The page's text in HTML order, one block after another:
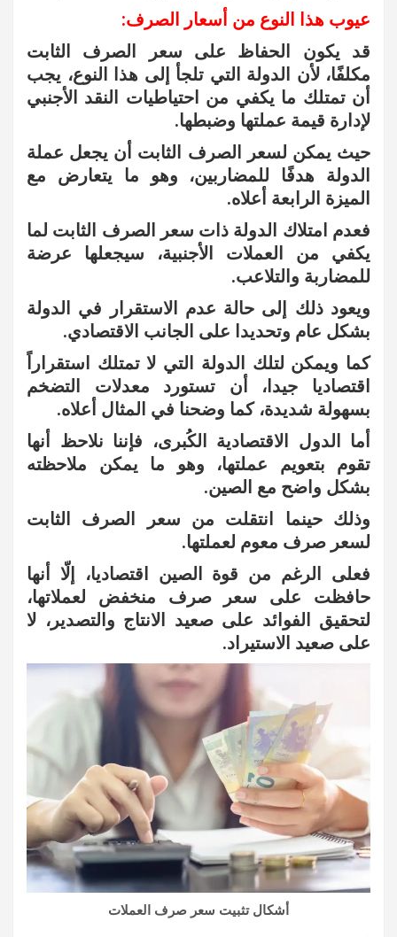
عيوب هذا النوع من أسعار الصرف:
قد يكون الحفاظ على سعر الصرف الثابت
مكلفًا، لأن الدولة التي تلجأ إلى هذا النوع، يجب
أن تمتلك ما يكفي من احتياطيات النقد الأجنبي
لإدارة قيمة عملتها وضبطها.
حيث يمكن لسعر الصرف الثابت أن يجعل عملة
الدولة هدفًا للمضاربين، وهو ما يتعارض مع
الميزة الرابعة أعلاه.
فعدم امتلاك الدولة ذات سعر الصرف الثابت لما
يكفي من العملات الأجنبية، سيجعلها عرضة
للمضاربة والتلاعب.
ويعود ذلك إلى حالة عدم الاستقرار في الدولة
بشكل عام وتحديدا على الجانب الاقتصادي.
كما ويمكن لتلك الدولة التي لا تمتلك استقراراً
اقتصاديا جيدا، أن تستورد معدلات التضخم
بسهولة شديدة، كما وضحنا في المثال أعلاه.
أما الدول الاقتصادية الكُبرى، فإننا نلاحظ أنها
تقوم بتعويم عملتها، وهو ما يمكن ملاحظته
بشكل واضح مع الصين.
وذلك حينما انتقلت من سعر الصرف الثابت
لسعر صرف معوم لعملتها.
فعلى الرغم من قوة الصين اقتصاديا، إلّا أنها
حافظت على سعر صرف منخفض لعملاتها،
لتحقيق الفوائد على صعيد الانتاج والتصدير، لا
على صعيد الاستيراد.
أشكال تثبيت سعر صرف العملات